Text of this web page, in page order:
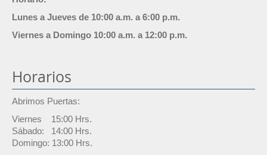
Lunes a Jueves de 10:00 a.m. a 6:00 p.m.
Viernes a Domingo 10:00 a.m. a 12:00 p.m.
Horarios
Abrimos Puertas:
Viernes 15:00 Hrs.
Sábado: 14:00 Hrs.
Domingo: 13:00 Hrs.